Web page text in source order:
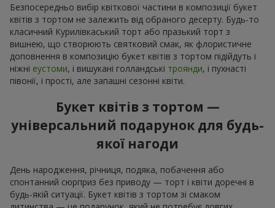
Безпосередньо вибір квіткової частини в композиції букет
квітів з тортом не залежить від обраного десерту. Будь-то
класичний Курилівкаський торт або празький торт з
вишнею, що створюють святковий смак, як флористичне
доповнення в композицію букет квітів з тортом підійдуть і
ніжні еустоми, і вишукані голландські троянди, і пухнасті
півонії, і прості, але запашні сезонні квіти.
Букет квітів з тортом —
універсальний подарунок для будь-
якої нагоди
День народження, річниця, подяка, побачення або
спонтанний сюрприз без приводу — торт і квіти доречні в
будь-якій ситуації. Букет квітів з тортом зі смаком